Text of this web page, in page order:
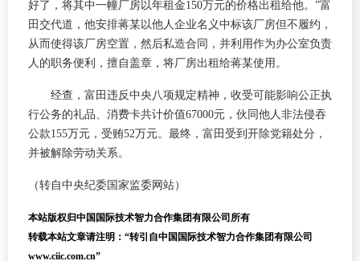
好了，将其中一幢厂房以年租金150万元的价格出租给他。”富
田交代道，他安排蒋某以他人企业名义中标该厂房但不履约，
从而使得该厂房空置，然后私造合同，并利用作为办公室负责
人的职务便利，擅自盖章，将厂房出租给蒋某使用。
经查，富田违反中央八项规定精神，收受可能影响公正执
行公务的礼品、消费卡共计价值67000元，伙同他人非法侵吞
公款155万元，受贿52万元。最终，富田受到开除党籍处分，
并被解除劳动关系。
（转自中央纪委国家监委网站）
本站版权归中国国际技术智力合作集团有限公司所有
转载本站文章请注明：“转引自中国国际技术智力合作集团有限公司
www.ciic.com.cn”